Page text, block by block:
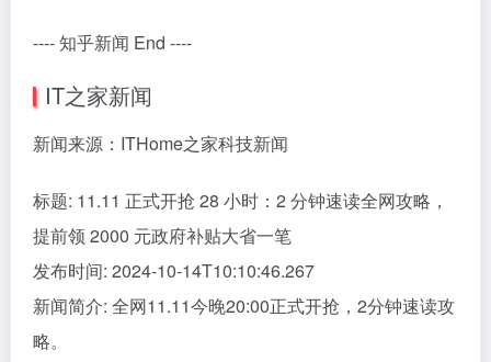
---- 知乎新闻 End ----
IT之家新闻
新闻来源：ITHome之家科技新闻
标题: 11.11 正式开抢 28 小时：2 分钟速读全网攻略，
提前领 2000 元政府补贴大省一笔
发布时间: 2024-10-14T10:10:46.267
新闻简介: 全网11.11今晚20:00正式开抢，2分钟速读攻
略。